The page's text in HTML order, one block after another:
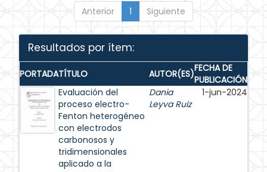
Anterior 1 Siguiente
Resultados por ítem:
PORTADATÍTULO AUTOR(ES)FECHA DE
PUBLICACIÓN
Evaluación del
proceso electro-
Fenton heterogéneo
con electrodos
carbonosos y
tridimensionales
aplicado a la
Dania
Leyva Ruiz
1-jun-2024